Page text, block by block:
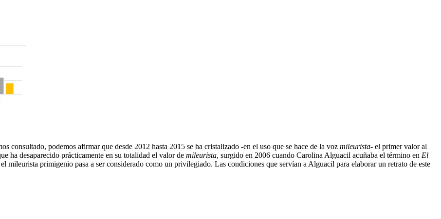
consultado, podemos afirmar que desde 2012 hasta 2015 se ha cristalizado -en el uso que se hace de la voz mileurista- el primer valor al
ha desaparecido prácticamente en su totalidad el valor de mileurista, surgido en 2006 cuando Carolina Alguacil acuñaba el término en El
mileurista primigenio pasa a ser considerado como un privilegiado. Las condiciones que servían a Alguacil para elaborar un retrato de este